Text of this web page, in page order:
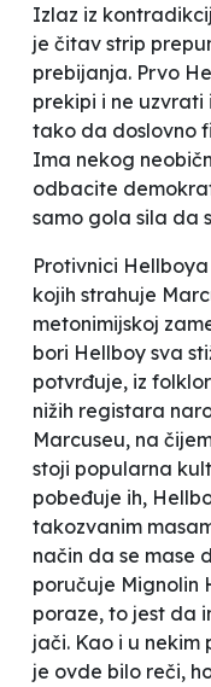
Izlaz iz
je čitav strip
prebijanja. Prvo
prekipi i ne uzvrati
tako da doslovno
Ima nekog
odbacite
samo gola sila da
Protivnici
kojih strahuje
metonimijskoj
bori Hellboy sva
potvrđuje, iz
nižih registara
Marcuseu, na
stoji popularna
pobeđuje ih,
takozvanim
način da se mase
poručuje Mignolin
poraze, to jest da
jači. Kao i u nekim
je ovde bilo reči,